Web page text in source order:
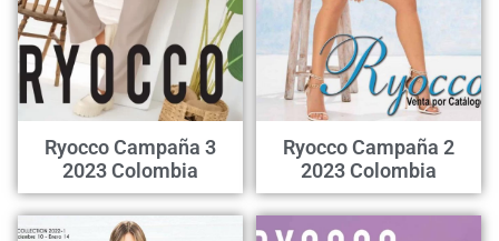
Ryocco Campaña 3
2023 Colombia
Ryocco Campaña 2
2023 Colombia